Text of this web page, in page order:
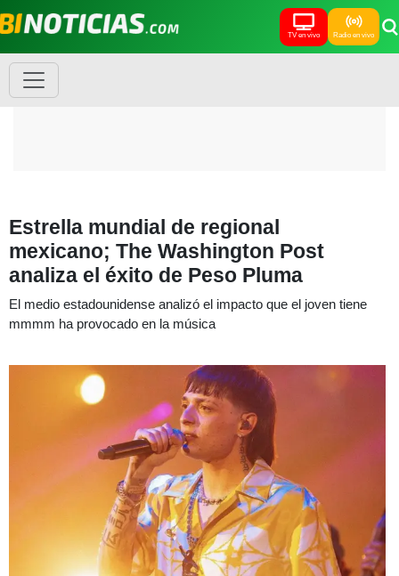
TV en vivo Radio en vivo
Estrella mundial de regional
mexicano; The Washington Post
analiza el éxito de Peso Pluma
El medio estadounidense analizó el impacto que el joven tiene
mmmm ha provocado en la música